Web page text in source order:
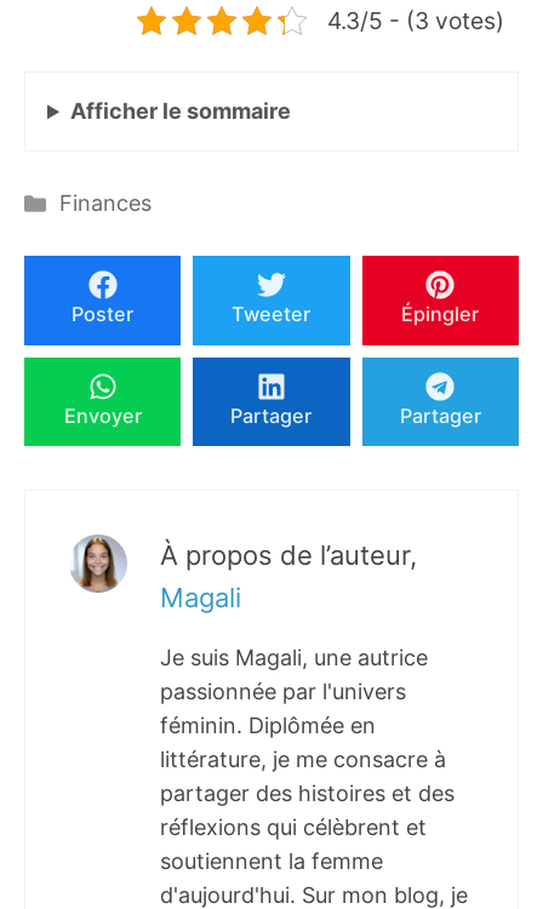
4.3/5 - (3 votes)
Afficher le sommaire
Catégories
Finances
Poster Tweeter Épingler
Envoyer Partager Partager
À propos de l’auteur,
Magali
Je suis Magali, une autrice
passionnée par l'univers
féminin. Diplômée en
littérature, je me consacre à
partager des histoires et des
réflexions qui célèbrent et
soutiennent la femme
d'aujourd'hui. Sur mon blog, je